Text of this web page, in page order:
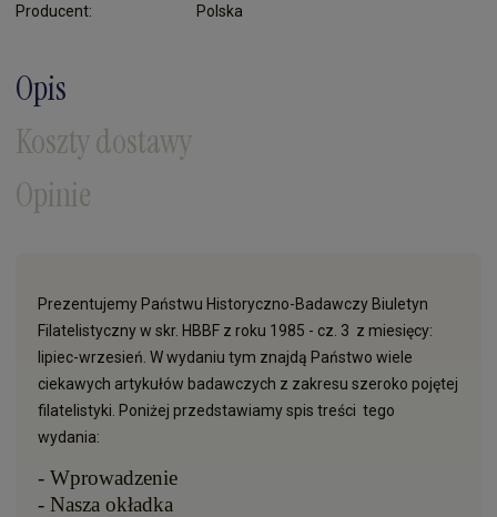
Producent: Polska
Opis
Koszty dostawy
Opinie
Prezentujemy Państwu Historyczno-Badawczy Biuletyn
Filatelistyczny w skr. HBBF z roku 1985 - cz. 3 z miesięcy:
lipiec-wrzesień. W wydaniu tym znajdą Państwo wiele
ciekawych artykułów badawczych z zakresu szeroko pojętej
filatelistyki. Poniżej przedstawiamy spis treści tego
wydania:
- Wprowadzenie
- Nasza okładka